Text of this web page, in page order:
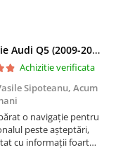
Navigatie Audi Q5 (2009-2017), Linux OS & OEM, MMI 3G, CarPlay & Android Auto Wireless, MirrorLink, Camera AHD, 12.3 Inch - AD-BGAALNXH+AD-BGRKITQ5002
Achizitie verificata
Sipoteanu, Acum
o navigație pentru
peste așteptări,
cu informații foarte